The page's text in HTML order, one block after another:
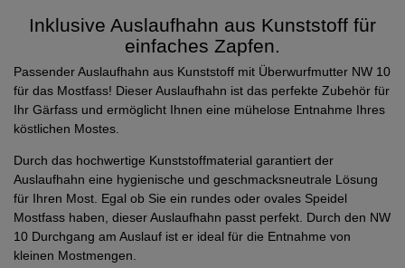
Inklusive Auslaufhahn aus Kunststoff für
einfaches Zapfen.
Passender Auslaufhahn aus Kunststoff mit Überwurfmutter NW 10
für das Mostfass! Dieser Auslaufhahn ist das perfekte Zubehör für
Ihr Gärfass und ermöglicht Ihnen eine mühelose Entnahme Ihres
köstlichen Mostes.
Durch das hochwertige Kunststoffmaterial garantiert der
Auslaufhahn eine hygienische und geschmacksneutrale Lösung
für Ihren Most. Egal ob Sie ein rundes oder ovales Speidel
Mostfass haben, dieser Auslaufhahn passt perfekt. Durch den NW
10 Durchgang am Auslauf ist er ideal für die Entnahme von
kleinen Mostmengen.